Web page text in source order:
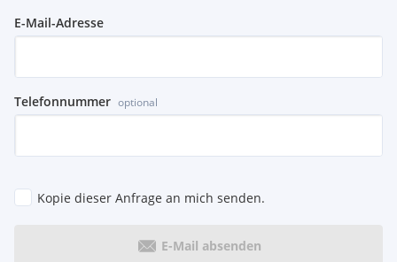
E-Mail-Adresse
Telefonnummer optional
Kopie dieser Anfrage an mich senden.
E-Mail absenden